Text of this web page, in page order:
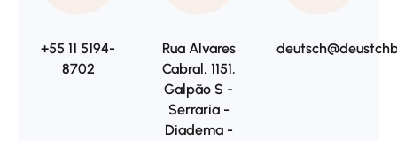
+55 11 5194-
8702
Rua Alvares
Cabral, 1151,
Galpão S -
Serraria -
Diadema -